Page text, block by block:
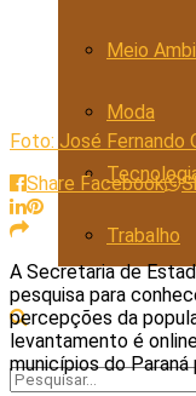
Meio
Moda
Trabalho
Foto: José Fernando
Share Facebook
A Secretaria de
pesquisa para
percepções da
levantamento é
municípios do